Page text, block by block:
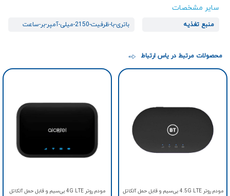
سایر مشخصات
منبع تغذیه باتری-با-ظرفیت-2150-میلی-آمپر-بر-ساعت
محصولات مرتبط در یاس ارتباط
مودم روتر 4.5G LTE بی‌سیم و قابل حمل آلکاتل
مودم روتر 4G LTE بی‌سیم و قابل حمل آلکاتل